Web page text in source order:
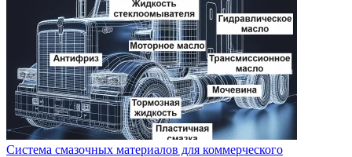
Система смазочных материалов для коммерческого